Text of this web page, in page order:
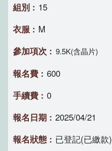
15
M
9.5K(含晶片)
600
0
2025/04/21
已登記(已繳款)